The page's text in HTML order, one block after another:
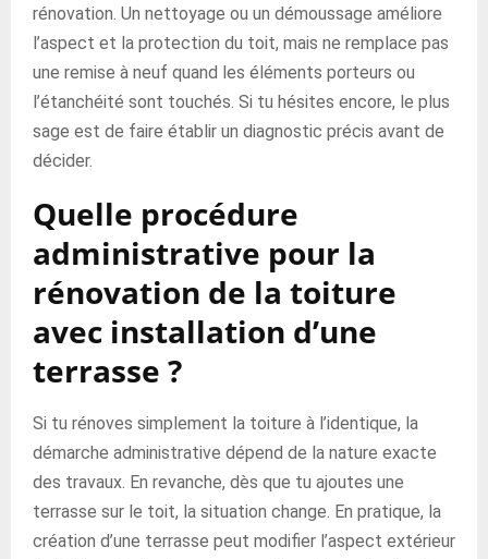
rénovation. Un nettoyage ou un démoussage améliore
l’aspect et la protection du toit, mais ne remplace pas
une remise à neuf quand les éléments porteurs ou
l’étanchéité sont touchés. Si tu hésites encore, le plus
sage est de faire établir un diagnostic précis avant de
décider.
Quelle procédure
administrative pour la
rénovation de la toiture
avec installation d’une
terrasse ?
Si tu rénoves simplement la toiture à l’identique, la
démarche administrative dépend de la nature exacte
des travaux. En revanche, dès que tu ajoutes une
terrasse sur le toit, la situation change. En pratique, la
création d’une terrasse peut modifier l’aspect extérieur